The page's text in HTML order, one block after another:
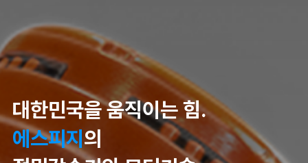
대한민국을 움직이는 힘.
에스피지의